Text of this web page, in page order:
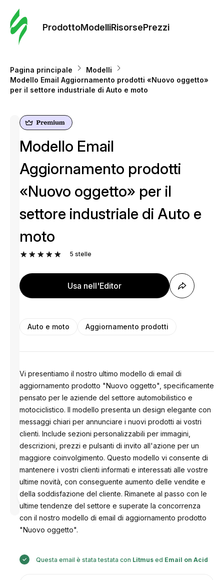
ProdottoModelliRisorsePrezzi
Pagina principale
Modelli
Modello Email Aggiornamento prodotti «Nuovo oggetto»
per il settore industriale di Auto e moto
Progettato
da
Anastasiia
Modello Email
Aggiornamento prodotti
«Nuovo oggetto» per il
settore industriale di Auto e
moto
5 stelle
Usa nell'Editor
Auto e moto Aggiornamento prodotti
Vi presentiamo il nostro ultimo modello di email di
aggiornamento prodotto "Nuovo oggetto", specificamente
pensato per le aziende del settore automobilistico e
motociclistico. Il modello presenta un design elegante con
messaggi chiari per annunciare i nuovi prodotti ai vostri
clienti. Include sezioni personalizzabili per immagini,
descrizioni, prezzi e pulsanti di invito all'azione per un
maggiore coinvolgimento. Questo modello vi consente di
mantenere i vostri clienti informati e interessati alle vostre
ultime novità, con conseguente aumento delle vendite e
della soddisfazione del cliente. Rimanete al passo con le
ultime tendenze del settore e superate la concorrenza
con il nostro modello di email di aggiornamento prodotto
"Nuovo oggetto".
Questa email è stata testata con Litmus ed Email on Acid